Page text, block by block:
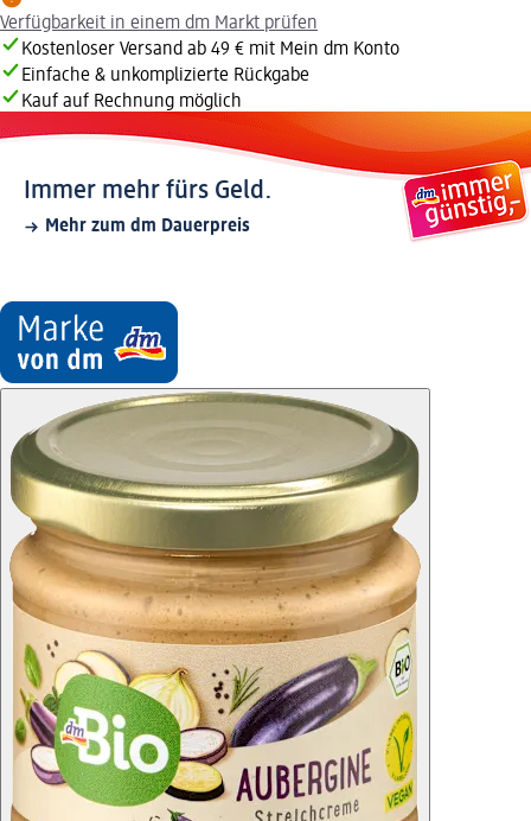
Verfügbarkeit in einem dm Markt prüfen
Kostenloser Versand ab 49 € mit Mein dm Konto
Einfache & unkomplizierte Rückgabe
Kauf auf Rechnung möglich
Immer mehr fürs Geld.
Mehr zum dm Dauerpreis